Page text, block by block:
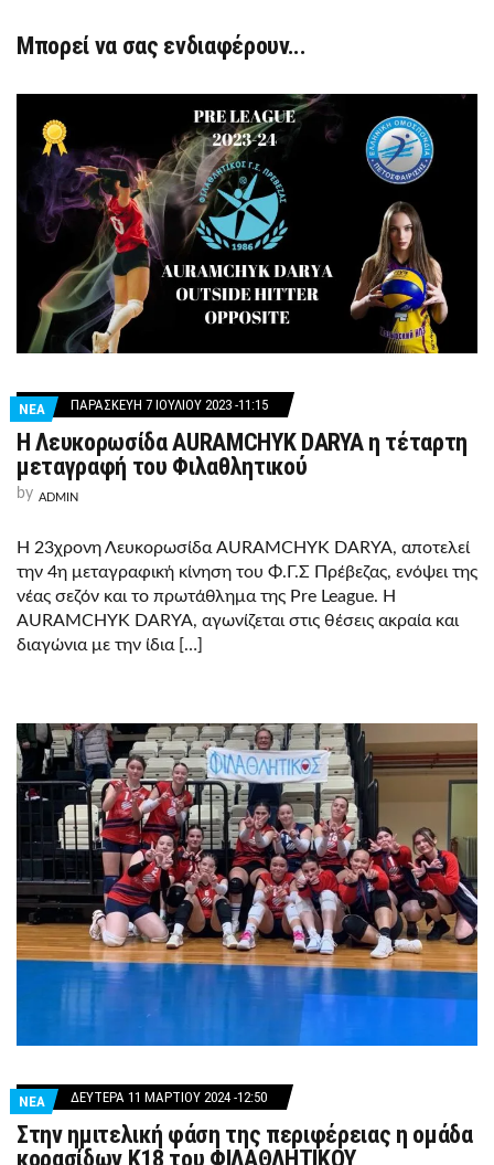
Μπορεί να σας ενδιαφέρουν...
ΝΕΑ ΠΑΡΑΣΚΕΥΉ 7 ΙΟΥΛΊΟΥ 2023 -11:15
Η Λευκορωσίδα AURAMCHYK DARYA η τέταρτη
μεταγραφή του Φιλαθλητικού
by ADMIN
Η 23χρονη Λευκορωσίδα AURAMCHYK DARYA, αποτελεί
την 4η μεταγραφική κίνηση του Φ.Γ.Σ Πρέβεζας, ενόψει της
νέας σεζόν και το πρωτάθλημα της Pre League. Η
AURAMCHYK DARYA, αγωνίζεται στις θέσεις ακραία και
διαγώνια με την ίδια […]
ΝΕΑ ΔΕΥΤΈΡΑ 11 ΜΑΡΤΊΟΥ 2024 -12:50
Στην ημιτελική φάση της περιφέρειας η ομάδα
κορασίδων Κ18 του ΦΙΛΑΘΛΗΤΙΚΟΥ